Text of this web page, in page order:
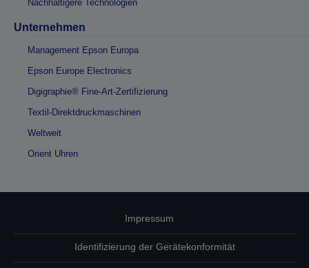
Nachhaltigere Technologien
Unternehmen
Management Epson Europa
Epson Europe Electronics
Digigraphie® Fine-Art-Zertifizierung
Textil-Direktdruckmaschinen
Weltweit
Orient Uhren
Impressum
Identifizierung der Gerätekonformität